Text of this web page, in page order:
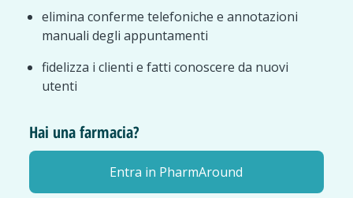
elimina conferme telefoniche e annotazioni
manuali degli appuntamenti
fidelizza i clienti e fatti conoscere da nuovi
utenti
Hai una farmacia?
Entra in PharmAround